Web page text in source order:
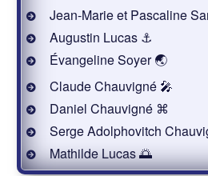
Jean-Marie et Pascaline
Augustin Lucas ⚓
Évangeline Soyer 🌏
Claude Chauvigné 🎤
Daniel Chauvigné ⌘
Serge Adolphovitch
Mathilde Lucas 🌅